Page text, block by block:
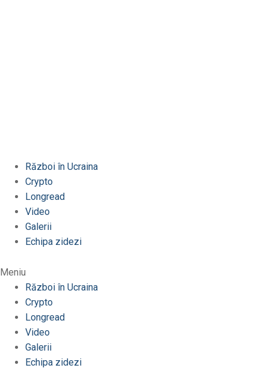
Război în Ucraina
Crypto
Longread
Video
Galerii
Echipa zidezi
Meniu
Război în Ucraina
Crypto
Longread
Video
Galerii
Echipa zidezi